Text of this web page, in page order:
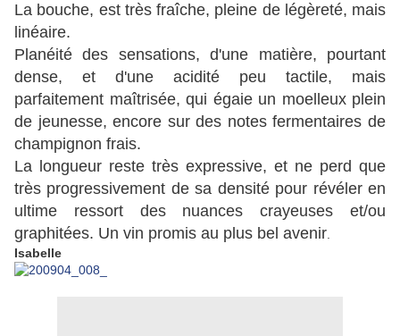
La bouche, est très fraîche, pleine de légèreté, mais
linéaire.
Planéité des sensations, d'une matière, pourtant
dense, et d'une acidité peu tactile, mais
parfaitement maîtrisée, qui égaie un moelleux plein
de jeunesse, encore sur des notes fermentaires de
champignon frais.
La longueur reste très expressive, et ne perd que
très progressivement de sa densité pour révéler en
ultime ressort des nuances crayeuses et/ou
graphitées. Un vin promis au plus bel avenir
Isabelle